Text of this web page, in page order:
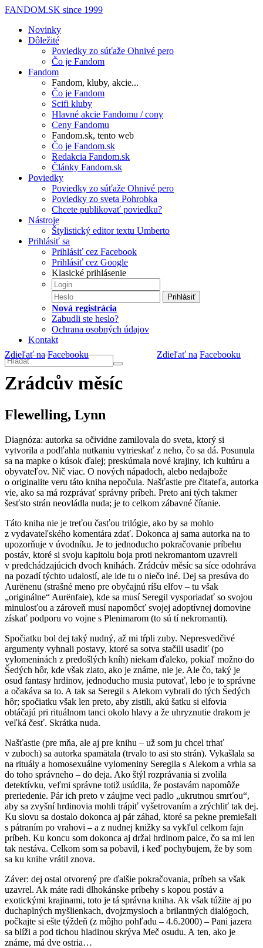
FANDOM.SK since 1999
Novinky
Dôležité
Poviedky zo súťaže Ohnivé pero
Čo je Fandom
Fandom
Fandom, kluby, akcie...
Čo je Fandom
Scifi kluby
Hlavné akcie Fandomu / cony
Ceny Fandomu
Fandom.sk, tento web
Čo je Fandom.sk
Redakcia Fandom.sk
Články Fandom.sk
Poviedky
Poviedky zo súťaže Ohnivé pero
Poviedky zo sveta Pohrobka
Chcete publikovať poviedku?
Nástroje
Štylistický editor textu Umberto
Prihlásiť sa
Prihlásiť cez Facebook
Prihlásiť cez Google
Klasické prihlásenie
Prihlásiť
Nová registrácia
Zabudli ste heslo?
Ochrana osobných údajov
Kontakt
Zdieľať na Facebooku
Zdieľať na Facebooku
Zrádcův měsíc
Flewelling, Lynn
Diagnóza: autorka sa očividne zamilovala do sveta, ktorý si
vytvorila a podľahla nutkaniu vytrieskať z neho, čo sa dá. Posunula
sa na mapke o kúsok ďalej; preskúmala nové krajiny, ich kultúru a
obyvateľov. Nič viac. O nových nápadoch, alebo nedajbože
o originalite veru táto kniha nepočula. Našťastie pre čitateľa, autorka
vie, ako sa má rozprávať správny príbeh. Preto ani tých takmer
šesťsto strán neovládla nuda; je to celkom zábavné čítanie.
Táto kniha nie je treťou časťou trilógie, ako by sa mohlo
z vydavateľského komentára zdať. Dokonca aj sama autorka na to
upozorňuje v úvodníku. Je to jednoducho pokračovanie príbehu
postáv, ktoré si svoju kapitolu boja proti nekromantom uzavreli
v predchádzajúcich dvoch knihách. Zrádcův měsíc sa síce odohráva
na pozadí týchto udalostí, ale ide tu o niečo iné. Dej sa presúva do
Aurënenu (strašné meno pre obyčajnú ríšu elfov – tu však
„originálne“ Aurënfaie), kde sa musí Seregil vysporiadať so svojou
minulosťou a zároveň musí napomôcť svojej adoptívnej domovine
získať podporu vo vojne s Plenimarom (to sú tí nekromanti).
Spočiatku bol dej taký nudný, až mi tŕpli zuby. Nepresvedčivé
argumenty vyhnali postavy, ktoré sa sotva stačili usadiť (po
vylomeninách z predošlých kníh) niekam ďaleko, pokiaľ možno do
Šedých hôr, kde však zlato, ako je známe, nie je. Ale čo, taký je
osud fantasy hrdinov, jednoducho musia putovať, lebo je to správne
a očakáva sa to. A tak sa Seregil s Alekom vybrali do tých Šedých
hôr; spočiatku však len preto, aby zistili, akú šatku si elfovia
obtáčajú pri rituálnom tanci okolo hlavy a že uhryznutie drakom je
veľká česť. Skrátka nuda.
Našťastie (pre mňa, ale aj pre knihu – už som ju chcel trhať
v zuboch) sa autorka spamätala (trvalo to asi sto strán). Vykašlala sa
na rituály a homosexuálne vylomeniny Seregila s Alekom a vrhla sa
do toho správneho – do deja. Ako štýl rozprávania si zvolila
detektívku, veľmi správne totiž usúdila, že postavám napomôže
preriedenie. Pár ich preto v záujme veci padlo „ukrutnou smrťou“,
aby sa zvyšní hrdinovia mohli trápiť vyšetrovaním a zrýchliť tak dej.
Ku slovu sa dostalo dokonca aj pár záhad, ktoré sa pekne premiešali
s pátraním po vrahovi – a z nudnej knižky sa vykľul celkom fajn
príbeh. Ku koncu som dokonca aj držal hrdinom palce, čo sa mi len
tak nestáva. Celkom som sa pobavil, i keď pochybujem, že by som
sa ku knihe vrátil znova.
Záver: dej ostal otvorený pre ďalšie pokračovania, príbeh sa však
uzavrel. Ak máte radi dlhokánske príbehy s kopou postáv a
exotickými krajinami, toto je tá správna kniha. Ak však túžite aj po
duchaplných myšlienkach, dvojzmysloch a brilantných dialógoch,
počkajte si ešte týždeň (z môjho pohľadu – 4.6.2000) – Pani jazera
sa blíži a pod tichou hladinou skrýva Meč osudu. A ten, ako je
známe, má dve ostria…